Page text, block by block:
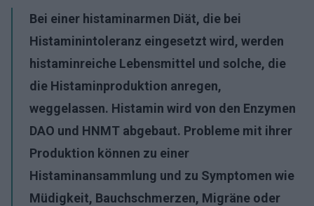
Bei einer histaminarmen Diät, die bei
Histaminintoleranz eingesetzt wird, werden
histaminreiche Lebensmittel und solche, die
die Histaminproduktion anregen,
weggelassen. Histamin wird von den Enzymen
DAO und HNMT abgebaut. Probleme mit ihrer
Produktion können zu einer
Histaminansammlung und zu Symptomen wie
Müdigkeit, Bauchschmerzen, Migräne oder